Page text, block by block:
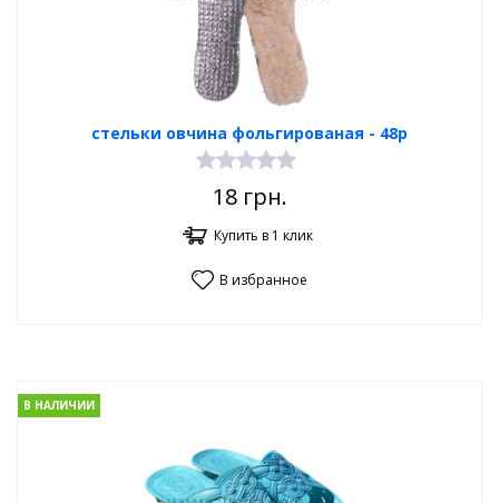
стельки овчина фольгированая - 48р
18грн.
Купить в 1 клик
В избранное
В НАЛИЧИИ